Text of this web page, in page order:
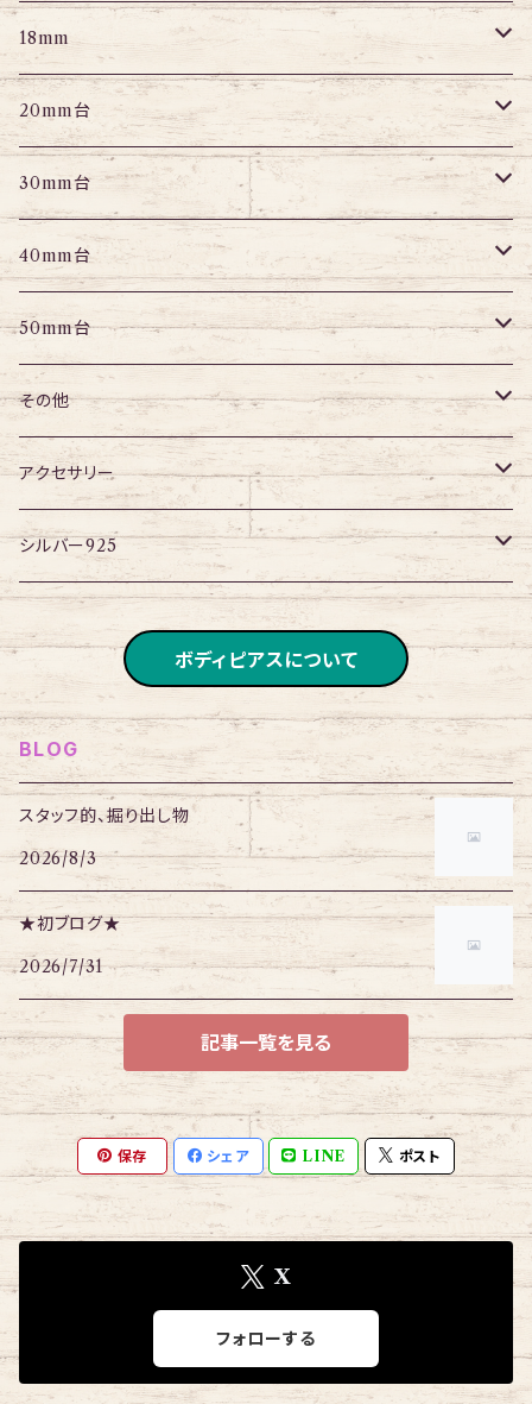
パーツ
パーツ
エキスパンダー
パーツ
パーツ
エキスパンダー
パーツ
アイレット
エキスパンダー
パーツ
プラグ
アイレット
エキスパンダー
パーツ
トンネル
プラグ
アイレット
パーツ
18mm
トンネル
プラグ
アイレット
パーツ
チューブ
20mm台
トンネル
プラグ
アイレット
パーツ
30mm台
トンネル
プラグ
アイレット
パーツ
40mm台
トンネル
プラグ
アイレット
50mm台
トンネル
プラグ
アイレット
その他
ボディピアス・ピアス以外
アクセサリー
ネックレス
シルバー925
ボディピアスについて
BLOG
スタッフ的、掘り出し物
2026/8/3
★初ブログ★
2026/7/31
記事一覧を見る
保存 シェア LINE ポスト
X
フォローする